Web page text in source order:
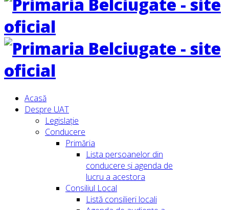
Acasă
Despre UAT
Legislație
Conducere
Primăria
Lista persoanelor din
conducere şi agenda de
lucru a acestora
Consiliul Local
Listă consilieri locali